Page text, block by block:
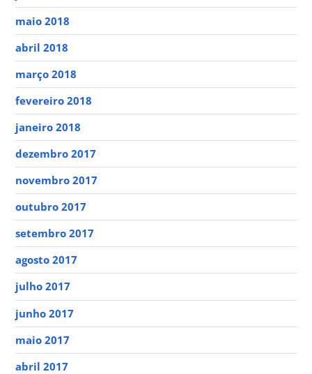
maio 2018
abril 2018
março 2018
fevereiro 2018
janeiro 2018
dezembro 2017
novembro 2017
outubro 2017
setembro 2017
agosto 2017
julho 2017
junho 2017
maio 2017
abril 2017